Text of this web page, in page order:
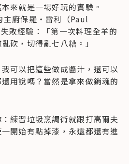
來就是一場好玩的實驗。
廚保羅‧雷利（Paul
敗經驗：「第一次料理全羊的
砍，切得亂七八糟。」
我可以把這些做成醬汁，還可以
用說嗎？當然是拿來做銷魂的
練習垃圾烹調術就跟打高爾夫
開始有點掉漆，永遠都還有進